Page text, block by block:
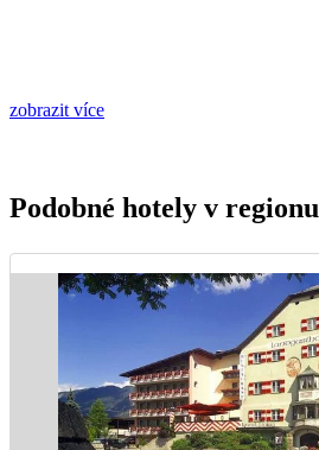
zobrazit více
Podobné hotely v regionu